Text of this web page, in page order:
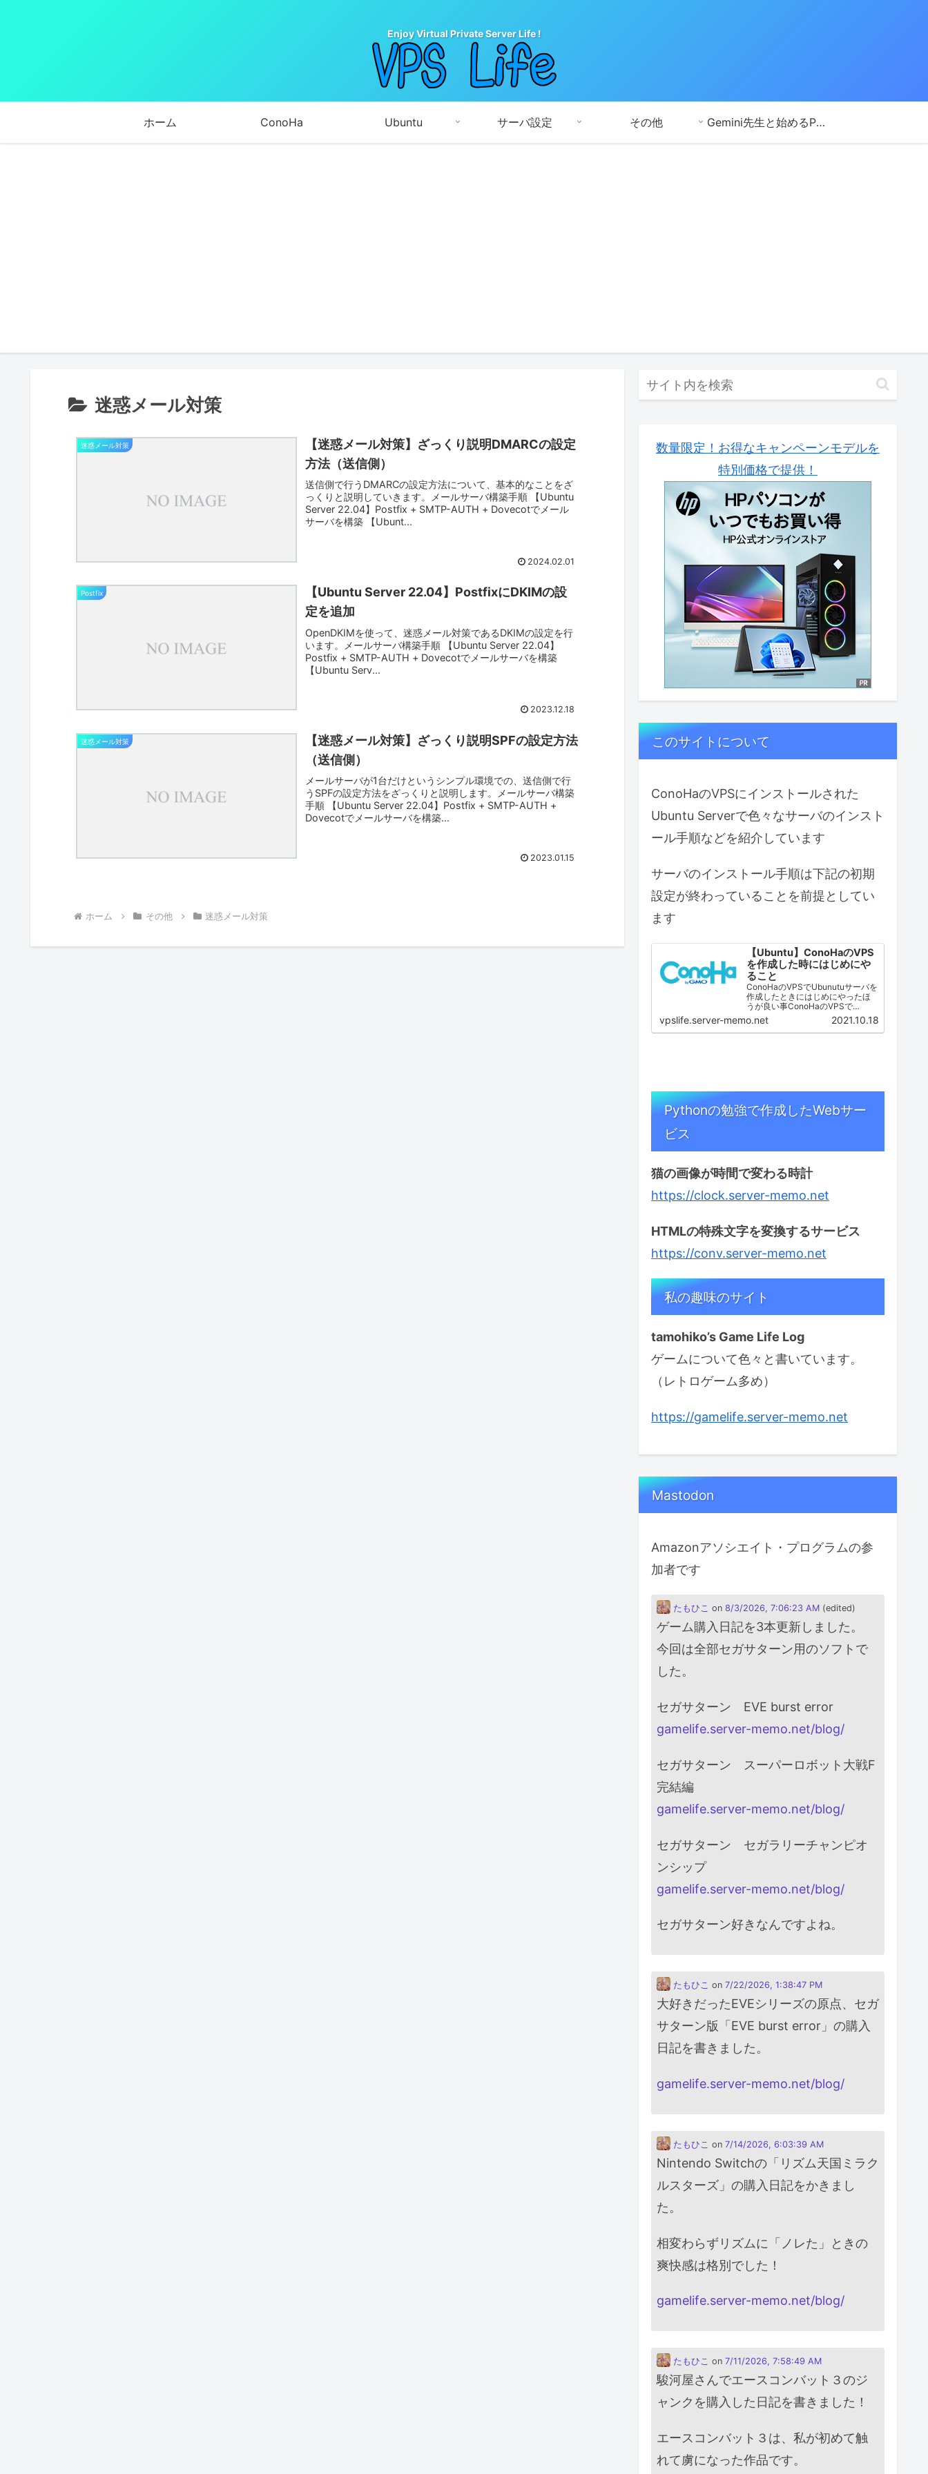
Enjoy Virtual Private Server Life !
ホーム ConoHa Ubuntu サーバ設定 その他 Gemini先生と始めるPython学習
迷惑メール対策
迷惑メール対策
【迷惑メール対策】ざっくり説明DMARCの設定
方法（送信側）
送信側で行うDMARCの設定方法について、基本的なことをざ
っくりと説明していきます。メールサーバ構築手順 【Ubuntu
Server 22.04】Postfix + SMTP-AUTH + Dovecotでメール
サーバを構築 【Ubunt...
2024.02.01
Postfix
【Ubuntu Server 22.04】PostfixにDKIMの設
定を追加
OpenDKIMを使って、迷惑メール対策であるDKIMの設定を行
います。メールサーバ構築手順 【Ubuntu Server 22.04】
Postfix + SMTP-AUTH + Dovecotでメールサーバを構築
【Ubuntu Serv...
2023.12.18
迷惑メール対策
【迷惑メール対策】ざっくり説明SPFの設定方法
（送信側）
メールサーバが1台だけというシンプル環境での、送信側で行
うSPFの設定方法をざっくりと説明します。メールサーバ構築
手順 【Ubuntu Server 22.04】Postfix + SMTP-AUTH +
Dovecotでメールサーバを構築...
2023.01.15
ホーム その他 迷惑メール対策
数量限定！お得なキャンペーンモデルを
特別価格で提供！
このサイトについて
ConoHaのVPSにインストールされた
Ubuntu Serverで色々なサーバのインスト
ール手順などを紹介しています
サーバのインストール手順は下記の初期
設定が終わっていることを前提としてい
ます
【Ubuntu】ConoHaのVPS
を作成した時にはじめにや
ること
ConoHaのVPSでUbunutuサーバを
作成したときにはじめにやったほ
うが良い事ConoHaのVPSで
Ubuntu Serverを作成した時に私が
最初に行っている作業です。 一般
ユーザの作成 SSHサーバ設定
vpslife.server-memo.net 2021.10.18
Pythonの勉強で作成したWebサー
ビス
猫の画像が時間で変わる時計
https://clock.server-memo.net
HTMLの特殊文字を変換するサービス
https://conv.server-memo.net
私の趣味のサイト
tamohiko’s Game Life Log
ゲームについて色々と書いています。
（レトロゲーム多め）
https://gamelife.server-memo.net
Mastodon
Amazonアソシエイト・プログラムの参
加者です
たもひこ on 8/3/2026, 7:06:23 AM (edited)
ゲーム購入日記を3本更新しました。
今回は全部セガサターン用のソフトで
した。
セガサターン EVE burst error
gamelife.server-memo.net/blog/
セガサターン スーパーロボット大戦F
完結編
gamelife.server-memo.net/blog/
セガサターン セガラリーチャンピオ
ンシップ
gamelife.server-memo.net/blog/
セガサターン好きなんですよね。
たもひこ on 7/22/2026, 1:38:47 PM
大好きだったEVEシリーズの原点、セガ
サターン版「EVE burst error」の購入
日記を書きました。
gamelife.server-memo.net/blog/
たもひこ on 7/14/2026, 6:03:39 AM
Nintendo Switchの「リズム天国ミラク
ルスターズ」の購入日記をかきまし
た。
相変わらずリズムに「ノレた」ときの
爽快感は格別でした！
gamelife.server-memo.net/blog/
たもひこ on 7/11/2026, 7:58:49 AM
駿河屋さんでエースコンバット３のジ
ャンクを購入した日記を書きました！
エースコンバット３は、私が初めて触
れて虜になった作品です。